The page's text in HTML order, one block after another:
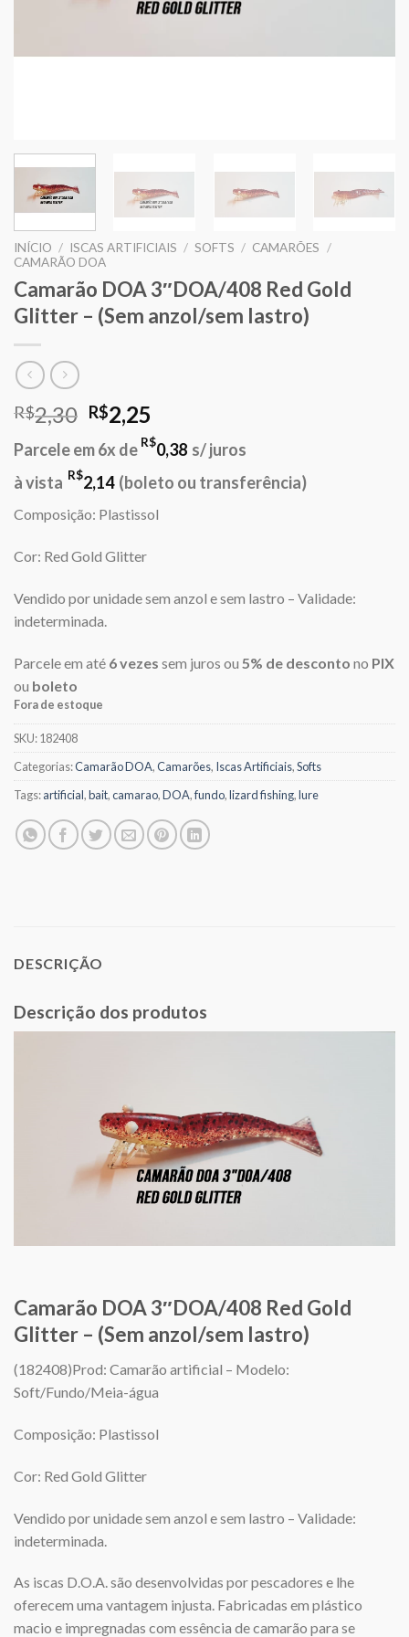
INÍCIO / ISCAS ARTIFICIAIS / SOFTS / CAMARÕES
/
CAMARÃO DOA
Camarão DOA 3″DOA/408 Red Gold
Glitter – (Sem anzol/sem lastro)
R$2,30 O
preço
original
era:
R$2,25
preço
atual
é:
Parcele em 6x de R$0,38 s/ juros
à vista R$2,14 (boleto ou transferência)
Composição: Plastissol
Cor: Red Gold Glitter
Vendido por unidade sem anzol e sem lastro – Validade:
indeterminada.
Parcele em até 6 vezes sem juros ou 5% de desconto no PIX
ou boleto
Fora de estoque
SKU:182408
Categorias:Camarão DOA,Camarões, Iscas Artificiais,Softs
Tags:artificial,bait,camarao,DOA,fundo,lizard fishing,lure
DESCRIÇÃO
Descrição dos produtos
Camarão DOA 3″DOA/408 Red Gold
Glitter – (Sem anzol/sem lastro)
(182408)Prod: Camarão artificial – Modelo:
Soft/Fundo/Meia-água
Composição: Plastissol
Cor: Red Gold Glitter
Vendido por unidade sem anzol e sem lastro – Validade:
indeterminada.
As iscas D.O.A. são desenvolvidas por pescadores e lhe
oferecem uma vantagem injusta. Fabricadas em plástico
macio e impregnadas com essência de camarão para se